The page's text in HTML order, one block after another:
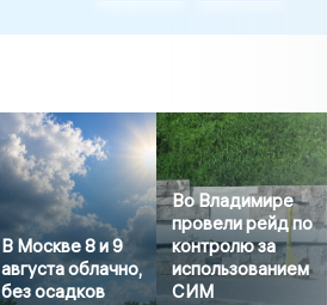
В Москве 8 и 9
августа облачно,
без осадков
Во Владимире
провели рейд по
контролю за
использованием
СИМ